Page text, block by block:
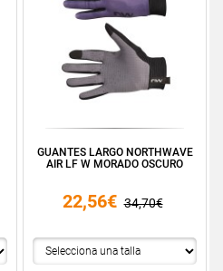
GUANTES LARGO NORTHWAVE
AIR LF W MORADO OSCURO
22,56€ 34,70€